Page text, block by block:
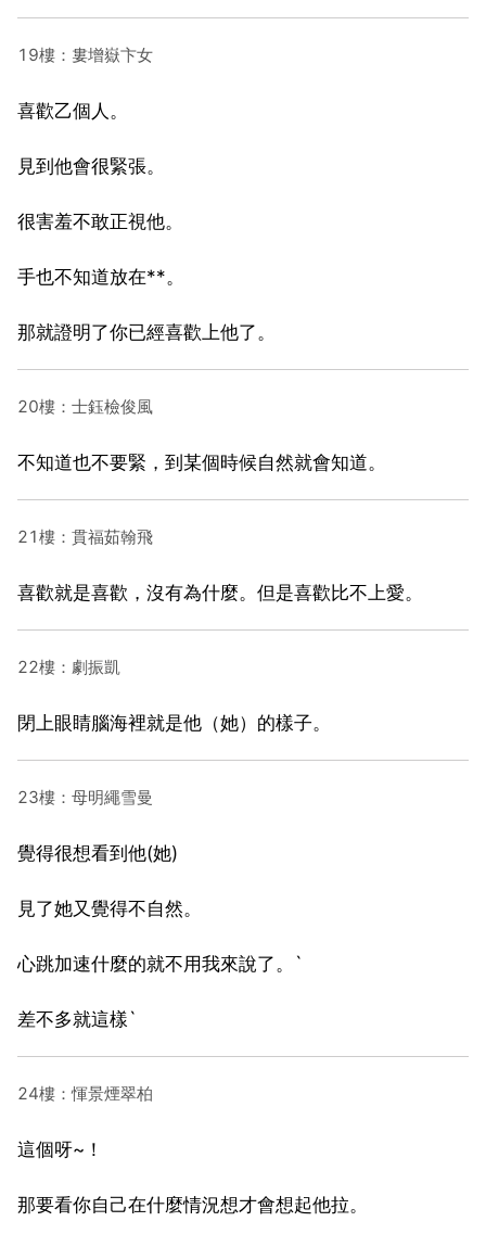
19樓：婁增嶽卞女
喜歡乙個人。
見到他會很緊張。
很害羞不敢正視他。
手也不知道放在**。
那就證明了你已經喜歡上他了。
20樓：士鈺檢俊風
不知道也不要緊，到某個時候自然就會知道。
21樓：貫福茹翰飛
喜歡就是喜歡，沒有為什麼。但是喜歡比不上愛。
22樓：劇振凱
閉上眼睛腦海裡就是他（她）的樣子。
23樓：母明繩雪曼
覺得很想看到他(她)
見了她又覺得不自然。
心跳加速什麼的就不用我來說了。`
差不多就這樣`
24樓：惲景煙翠柏
這個呀~！
那要看你自己在什麼情況想才會想起他拉。